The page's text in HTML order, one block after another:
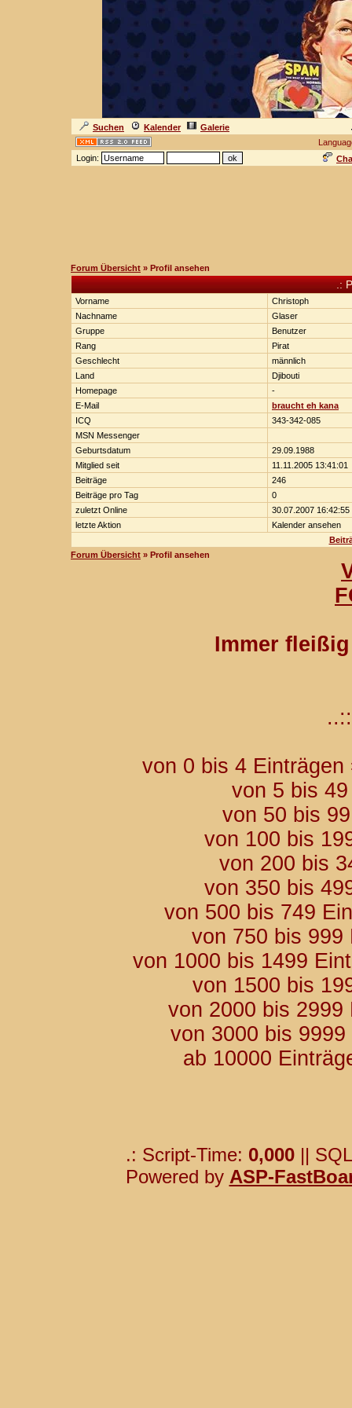
Suchen Kalender
Galerie
Login:
Forum Übersicht » Profil ansehen
.:
Vorname
Christoph
Nachname
Glaser
Gruppe
Benutzer
Rang
Pirat
Geschlecht
männlich
Land
Djibouti
Homepage
-
E-Mail
braucht eh kana
ICQ
343-342-085
MSN Messenger
Geburtsdatum
29.09.1988
Mitglied seit
11.11.2005 13:41:01
Beiträge
246
Beiträge pro Tag
0
zuletzt Online
30.07.2007 16:42:55
letzte Aktion
Kalender ansehen
Forum Übersicht » Profil ansehen
Immer
..::
von 0 bis 4
von 5 bis
von 50 bis
von 100 bis
von 200 bis
von 350 bis
von 500 bis 749
von 750 bis
von 1000 bis 1499
von 1500 bis
von 2000 bis
von 3000 bis
ab 10000
.: Script-Time: 0,000||
Powered by ASP-